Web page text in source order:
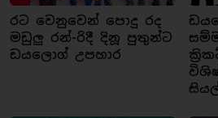
රට වෙනුවෙන් පොදු රද
මඩුලු රන්-රිදී දිනූ පුතුන්ට
ඩයලොග් උපහාර